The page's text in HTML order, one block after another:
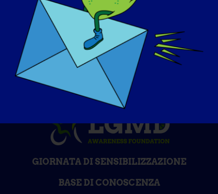
GIORNATA DI SENSIBILIZZAZIONE
BASE DI CONOSCENZA